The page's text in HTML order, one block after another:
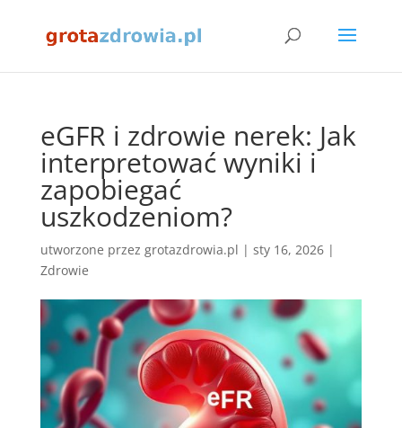
eGFR i zdrowie nerek: Jak
interpretować wyniki i
zapobiegać
uszkodzeniom?
utworzone przez grotazdrowia.pl | sty 16, 2026|
Zdrowie